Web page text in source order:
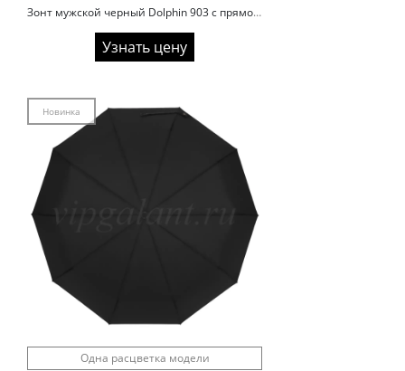
Зонт мужской черный Dolphin 903 с прямой ручкой
Узнать цену
Новинка
Одна расцветка модели